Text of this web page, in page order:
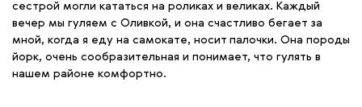
сестрой могли кататься на роликах и великах. Каждый
вечер мы гуляем с Оливкой, и она счастливо бегает за
мной, когда я еду на самокате, носит палочки. Она породы
йорк, очень сообразительная и понимает, что гулять в
нашем районе комфортно.